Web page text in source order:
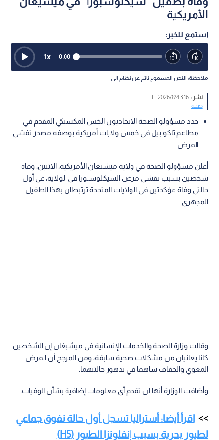
الأمريكية
استمع للخبر:
0:00
1x
ملاحظة: النص المسموع ناتج عن نظام آلي
نشر :3:16 2026/8/4
|
صحة
حدد مسؤولو الصحة الاتحاديون الخس المكسيكي المقدم في
مطاعم تاكو بيل في خمس ولايات أمريكية بوصفه مصدر تفشي
المرض
أعلن مسؤولو الصحة في ولاية ميشيغان الأمريكية، الاثنين، وفاة
شخصين بسبب تفشي مرض السيكلوسبورا في الولاية، في أول
حالتي وفاة مؤكدتين في الولايات المتحدة ترتبطان بهذا الطفيل
المجهري.
وقالت وزارة الصحة والخدمات الإنسانية في ميشيغان إن الشخصين
كانا يعانيان من مشكلات صحية سابقة، ومن المرجح أن المرض
المعوي والجفاف ساهما في تدهور حالتيهما.
وأضافت الوزارة أنها لن تقدم أي معلومات إضافية بشأن الوفيات.
اقرأ أيضا: أستراليا تسجل أول حالة نفوق جماعي
لطيور بحرية بسبب إنفلونزا الطيور (H5)